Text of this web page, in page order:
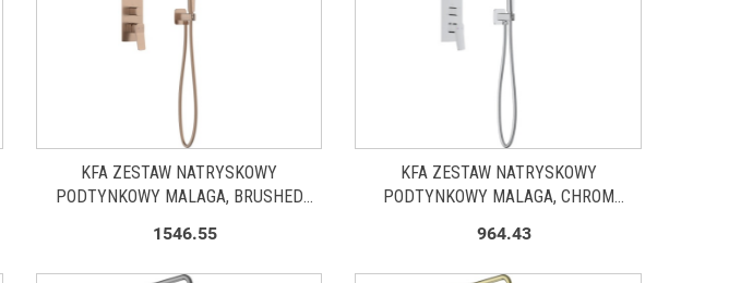
KFA ZESTAW NATRYSKOWY
PODTYNKOWY MALAGA, BRUSHED
1546.55
KFA ZESTAW NATRYSKOWY
PODTYNKOWY MALAGA, CHROM
964.43